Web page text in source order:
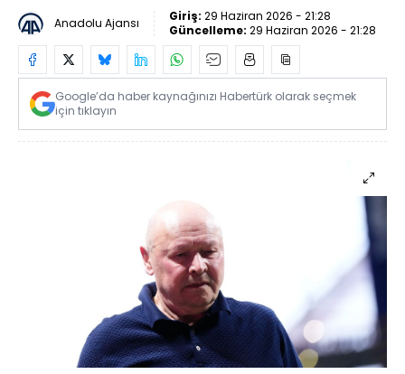
Anadolu Ajansı Giriş: 29 Haziran 2026 - 21:28
Güncelleme: 29 Haziran 2026 - 21:28
Google’da haber kaynağınızı Habertürk olarak seçmek
için tıklayın